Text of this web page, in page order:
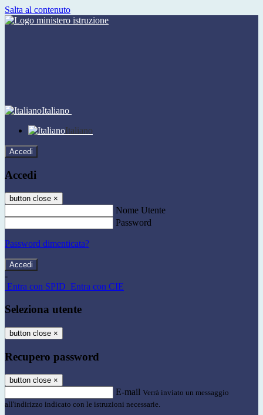
Salta al contenuto
Italiano
Italiano
Accedi
Accedi
button close ×
Nome Utente
Password
Password dimenticata?
-
Entra con SPID Entra con CIE
Seleziona utente
button close ×
Recupero password
button close ×
E-mail Verrà inviato un messaggio
all'indirizzo indicato con le istruzioni necessarie.